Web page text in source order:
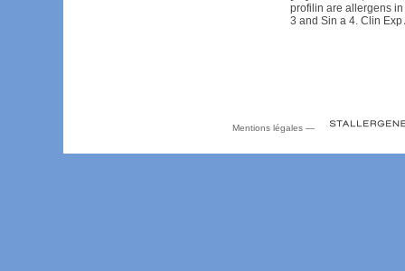
profilin are allergens
3 and Sin a 4. Clin
Mentions légales —